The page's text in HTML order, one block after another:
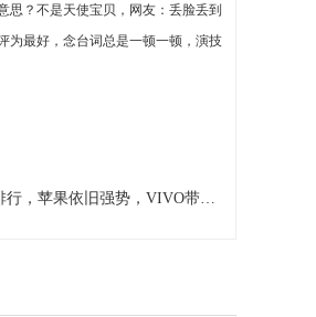
苹果依旧强势，VIVO带来意外惊喜